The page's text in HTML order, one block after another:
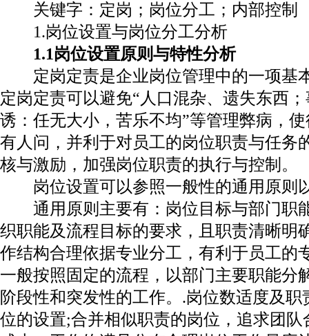
关键字 ： 定岗；岗位分工；内部控制
1.岗位设置与岗位分工分析
1.1岗位设置原则与特性分析
定岗定责是企业岗位管理中的一项基
定岗定责可以避免“人口混杂、遗失东西
诱：任无大小，苦乐不均”等管理弊病，
有人问，并利于对员工的岗位职责与任务
核与激励，加强岗位职责的执行与控制。
岗位设置可以参照一般性的通用原则
通用原则主要有：岗位目标与部门职
织职能及流程目标的要求，且职责清晰明
作结构合理依据专业分工，有利于员工的
一般按照固定的流程，以部门主要职能分
阶段性和突发性的工作。 .岗位数适度及职
位的设置;合并相似职责的岗位，追求团